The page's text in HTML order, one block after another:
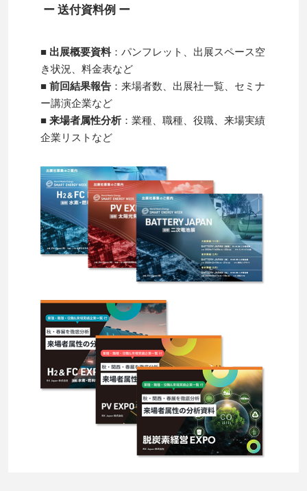
ー 送付資料例 ー
■ 出展概要資料 ：パンフレット、出展スペース空
き状況、料金表など
■ 前回結果報告 ：来場者数、出展社一覧、セミナ
ー講演企業など
■ 来場者属性分析 ：業種、職種、役職、来場実績
企業リストなど